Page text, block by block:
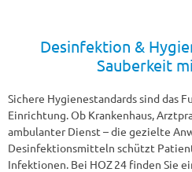
Desinfektion &
Sauberkeit
Sichere Hygienestandards sind das
Einrichtung. Ob Krankenhaus,
ambulanter Dienst – die gezielte
Desinfektionsmitteln schützt
Infektionen. Bei HOZ 24 finden Sie